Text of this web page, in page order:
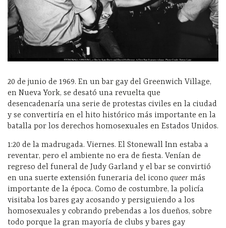
20 de junio de 1969. En un bar gay del Greenwich Village,
en Nueva York, se desató una revuelta que
desencadenaría una serie de protestas civiles en la ciudad
y se convertiría en el hito histórico más importante en la
batalla por los derechos homosexuales en Estados Unidos.
1:20 de la madrugada. Viernes. El Stonewall Inn estaba a
reventar, pero el ambiente no era de fiesta. Venían de
regreso del funeral de Judy Garland y el bar se convirtió
en una suerte extensión funeraria del icono queer más
importante de la época. Como de costumbre, la policía
visitaba los bares gay acosando y persiguiendo a los
homosexuales y cobrando prebendas a los dueños, sobre
todo porque la gran mayoría de clubs y bares gay